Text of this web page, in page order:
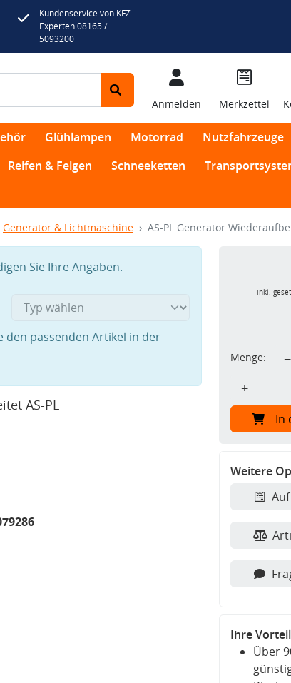
Kundenservice von KFZ-
Experten 08165 /
5093200
Anmelden Merkzettel
Glühlampen Motorrad
Nutzfahrzeuge
Reifen & Felgen Schneeketten
Generator & Lichtmaschine AS-PL Generator
Sie Ihre Angaben.
den passenden Artikel in der
AS-PL
inkl.
Menge:
−
+
In
Weitere
Ihre
Über